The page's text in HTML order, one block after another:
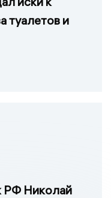
туалетов и
РФ Николай